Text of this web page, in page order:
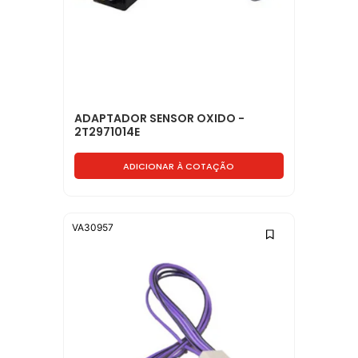
ADAPTADOR SENSOR OXIDO -
2T2971014E
ADICIONAR À COTAÇÃO
VA30957